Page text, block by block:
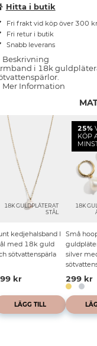
Hitta i butik
Fri frakt vid köp över 300 kr
Fri retur i butik
Snabb leverans
Beskrivning
i 18k
Mer Information
18K GULDPLÄTERAT
STÅL
kedjehalsband I
med 18k guld
sötvattenspärla
kr
LÄGG TILL
25%
KÖP
18K
Små
silver
299 kr